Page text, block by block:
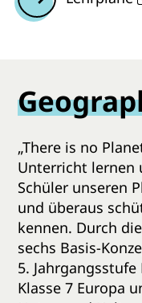
„There is no
Unterricht lernen
Schüler unseren
und überaus
kennen. Durch
sechs Basis-
5.
Klasse 7 Europa